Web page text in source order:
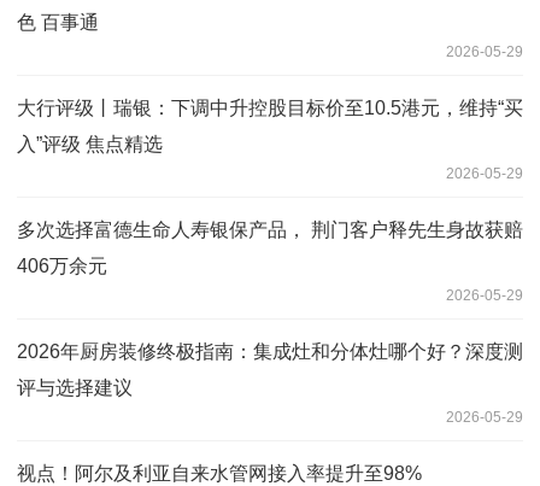
色 百事通
2026-05-29
大行评级丨瑞银：下调中升控股目标价至10.5港元，维持“买
入”评级 焦点精选
2026-05-29
多次选择富德生命人寿银保产品， 荆门客户释先生身故获赔
406万余元
2026-05-29
2026年厨房装修终极指南：集成灶和分体灶哪个好？深度测
评与选择建议
2026-05-29
视点！阿尔及利亚自来水管网接入率提升至98%